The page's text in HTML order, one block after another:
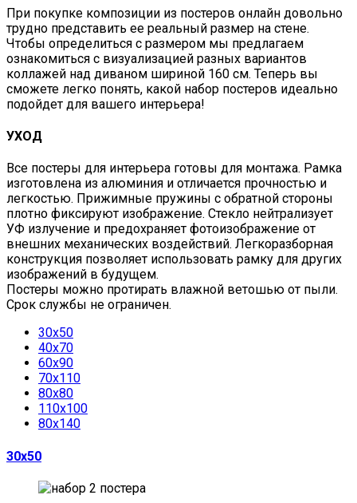
При покупке композиции из постеров онлайн довольно
трудно представить ее реальный размер на стене.
Чтобы определиться с размером мы предлагаем
ознакомиться с визуализацией разных вариантов
коллажей над диваном шириной 160 см. Теперь вы
сможете легко понять, какой набор постеров идеально
подойдет для вашего интерьера!
УХОД
Все постеры для интерьера готовы для монтажа. Рамка
изготовлена из алюминия и отличается прочностью и
легкостью. Прижимные пружины с обратной стороны
плотно фиксируют изображение. Стекло нейтрализует
УФ излучение и предохраняет фотоизображение от
внешних механических воздействий. Легкоразборная
конструкция позволяет использовать рамку для других
изображений в будущем.
Постеры можно протирать влажной ветошью от пыли.
Срок службы не ограничен.
30х50
40х70
60х90
70х110
80х80
110х100
80х140
30х50